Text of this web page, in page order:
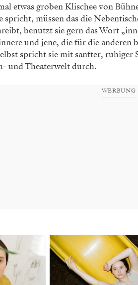
etwas groben Klischee von
spricht, müssen das die
benutzt sie gern das Wort
und jene, die für die anderen
spricht sie mit sanfter, ruhiger
und Theaterwelt durch.
WERBUNG